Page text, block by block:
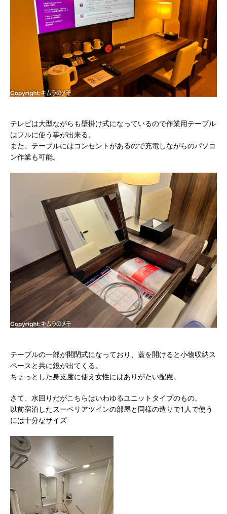
テレビは大型ながらも壁掛け式になっているので作業用テーブル
はフルに使う事が出来る。
また、テーブルにはコンセントがあるので充電しながらのパソコ
ン作業も可能。
テーブルの一部が開閉式になっており、蓋を開けると小物収納ス
ペースと共に鏡が出てくる。
ちょっとした身支度に使え女性にはありがたい配慮。
さて、水回りだがこちらはいわゆるユニットタイプのもの。
以前宿泊したスーペリアツインの部屋と同様の造りで1人で使う
には十分なサイズ